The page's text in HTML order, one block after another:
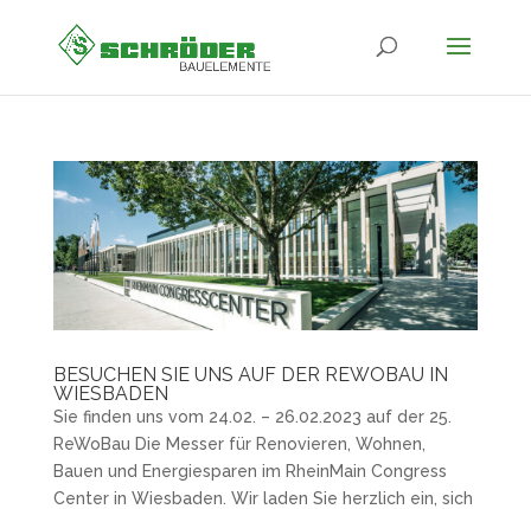
BESUCHEN SIE UNS AUF DER REWOBAU IN
WIESBADEN
Sie finden uns vom 24.02. – 26.02.2023 auf der 25.
ReWoBau Die Messer für Renovieren, Wohnen,
Bauen und Energiesparen im RheinMain Congress
Center in Wiesbaden. Wir laden Sie herzlich ein, sich